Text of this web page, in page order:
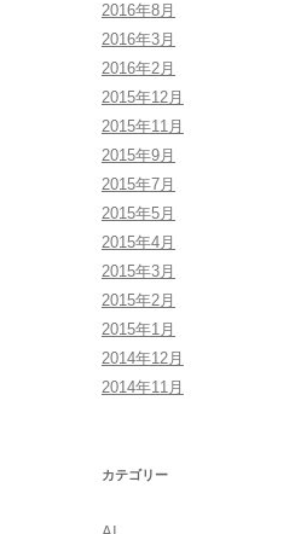
2016年8月
2016年3月
2016年2月
2015年12月
2015年11月
2015年9月
2015年7月
2015年5月
2015年4月
2015年3月
2015年2月
2015年1月
2014年12月
2014年11月
カテゴリー